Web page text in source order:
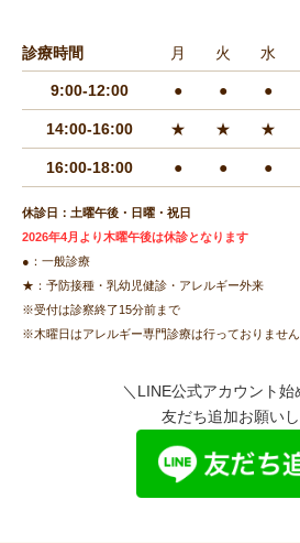
診療時間 月 火 水
9:00-12:00 ● ● ●
14:00-16:00 ★ ★ ★
16:00-18:00 ● ● ●
休診日：土曜午後・日曜・祝日
2026年4月より木曜午後は休診となります
●：一般診療
★：予防接種・乳幼児健診・アレルギー外来
※受付は診察終了15分前まで
※木曜日はアレルギー専門診療は行っておりません
＼LINE公式アカウント始
友だち追加お願い